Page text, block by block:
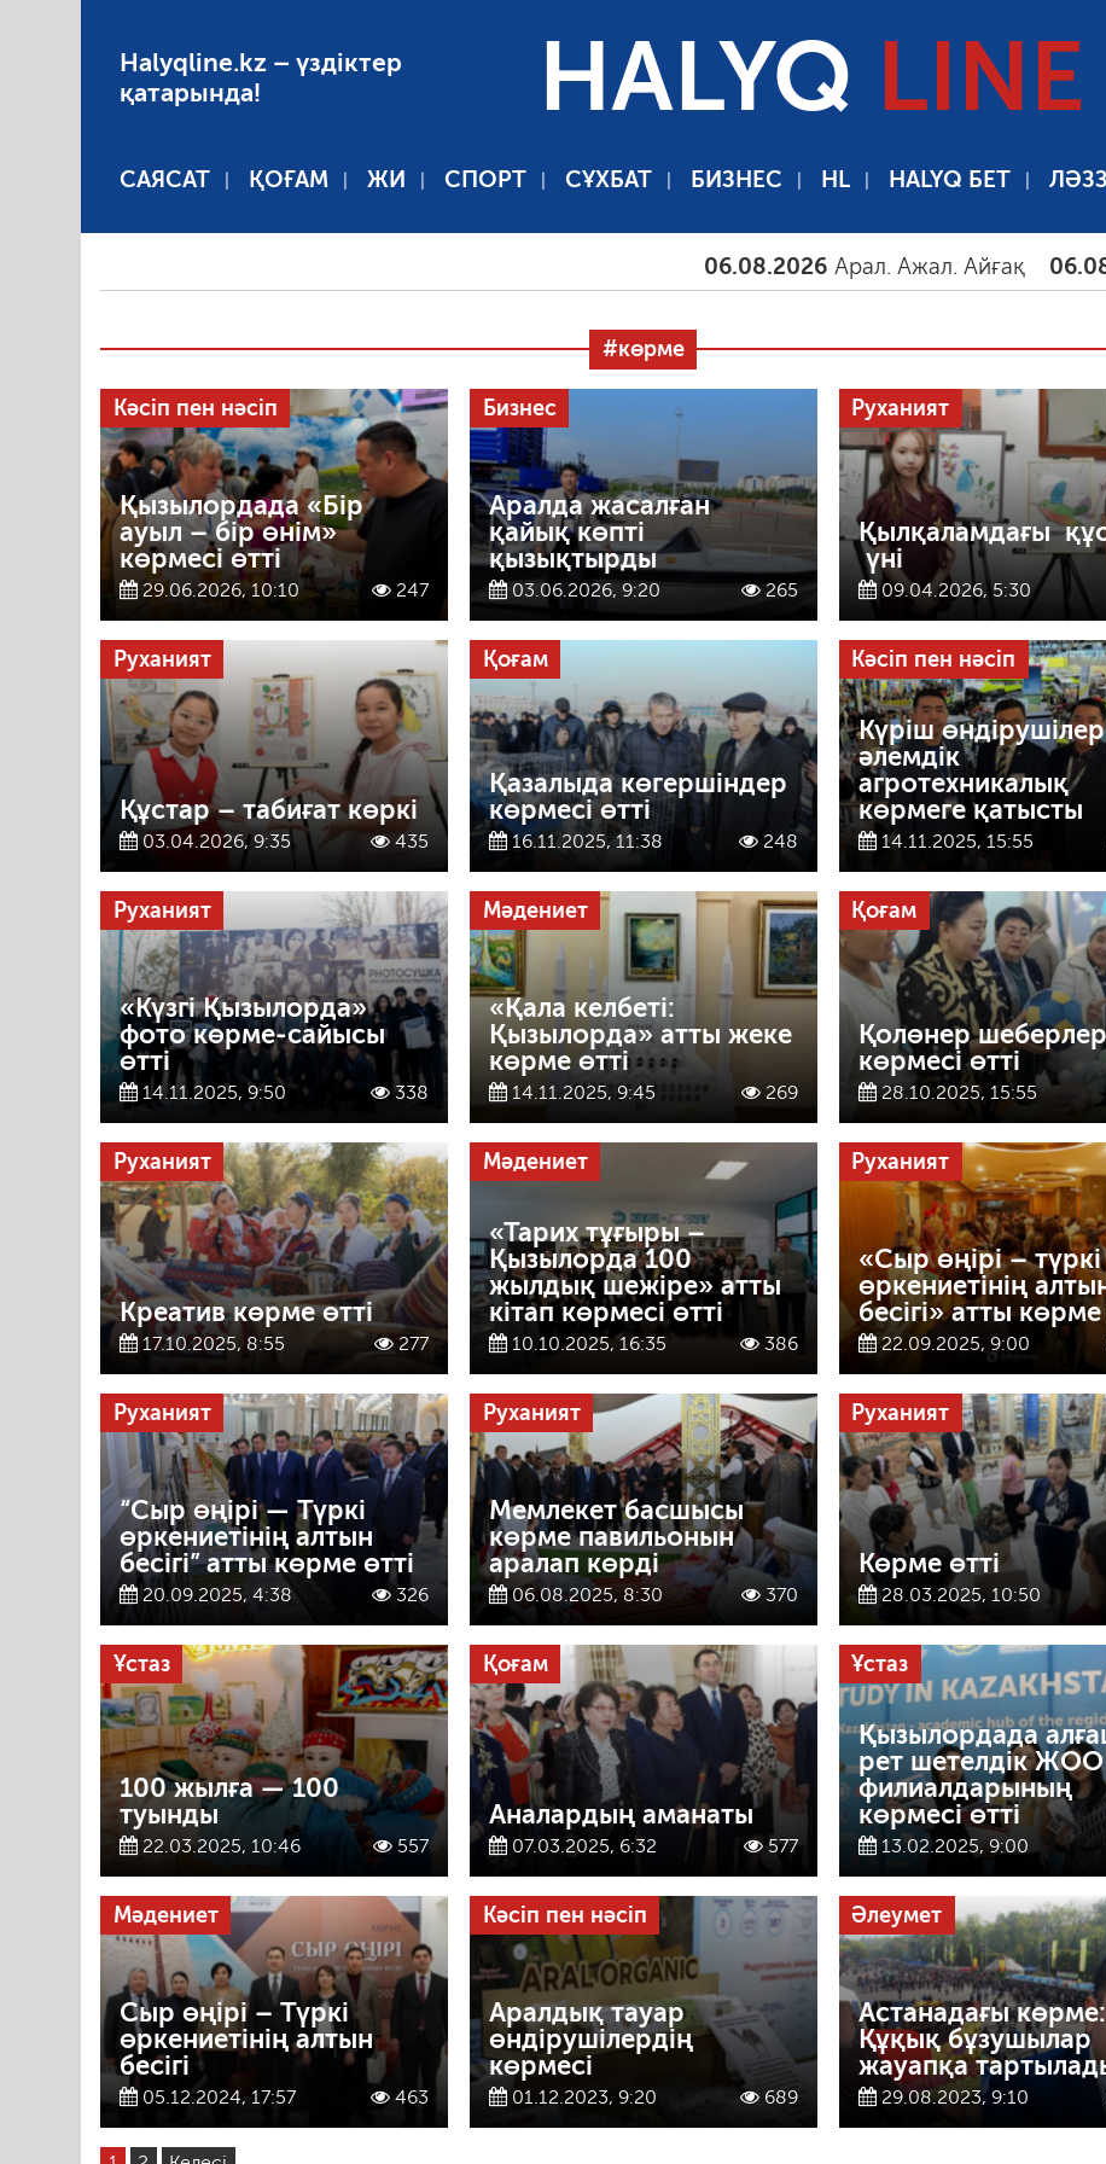
Halyqline.kz – үздіктер
қатарында!
HALYQ LINE
САЯСАТ ҚОҒАМ ЖИ СПОРТ СҰХБАТ БИЗНЕС HL HALYQ БЕТ
06.08.2026 Арал. Ажал. Айғақ 06.08.2026
#көрме
Кәсіп пен нәсіп
Қызылордада «Бір
ауыл – бір өнім»
көрмесі өтті
29.06.2026, 10:10 247
Бизнес
Аралда жасалған
қайық көпті
қызықтырды
03.06.2026, 9:20 265
Руханият
Қылқаламдағы
үні
09.04.2026, 5:30
Руханият
Құстар – табиғат көркі
03.04.2026, 9:35 435
Қоғам
Қазалыда көгершіндер
көрмесі өтті
16.11.2025, 11:38 248
Кәсіп пен нәсіп
Күріш өндірушілер
әлемдік
агротехникалық
көрмеге қатысты
14.11.2025, 15:55
Руханият
«Күзгі Қызылорда»
фото көрме-сайысы
өтті
14.11.2025, 9:50 338
Мәдениет
«Қала келбеті:
Қызылорда» атты жеке
көрме өтті
14.11.2025, 9:45 269
Қоғам
Қолөнер
көрмесі өтті
28.10.2025, 15:55
Руханият
Креатив көрме өтті
17.10.2025, 8:55 277
Мәдениет
«Тарих тұғыры –
Қызылорда 100
жылдық шежіре» атты
кітап көрмесі өтті
10.10.2025, 16:35 386
Руханият
«Сыр өңірі – түркі
өркениетінің
бесігі» атты көрме
22.09.2025, 9:00
Руханият
“Сыр өңірі — Түркі
өркениетінің алтын
бесігі” атты көрме өтті
20.09.2025, 4:38 326
Руханият
Мемлекет басшысы
көрме павильонын
аралап көрді
06.08.2025, 8:30 370
Руханият
Көрме өтті
28.03.2025, 10:50
Ұстаз
100 жылға — 100
туынды
22.03.2025, 10:46 557
Қоғам
Аналардың аманаты
07.03.2025, 6:32 577
Ұстаз
Қызылордада
рет шетелдік ЖОО
филиалдарының
көрмесі өтті
13.02.2025, 9:00
Мәдениет
Сыр өңірі – Түркі
өркениетінің алтын
бесігі
05.12.2024, 17:57 463
Кәсіп пен нәсіп
Аралдық тауар
өндірушілердің
көрмесі
01.12.2023, 9:20 689
Әлеумет
Астанадағы көрме:
Құқық бұзушылар
жауапқа
29.08.2023, 9:10